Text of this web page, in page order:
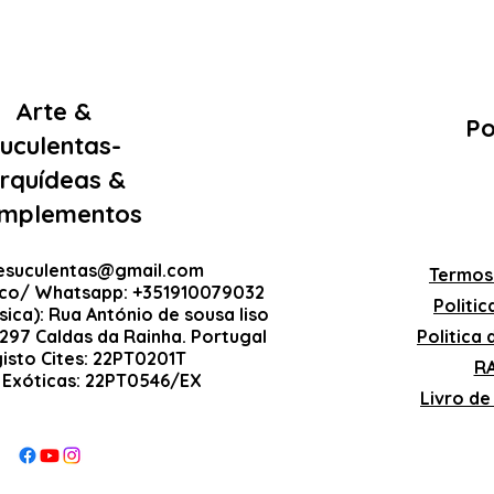
Arte &
&
Whatsapp: +351910079032
Rua António de sousa liso
Caldas da Rainha. Portugal
Cites: 22PT0201T
22PT0546/EX
Politica
Livro